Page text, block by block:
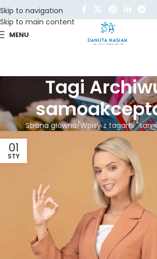
Skip to navigation
Skip to main content
MENU
Tagi
Strona główna Wpisy z tagami
01
STY